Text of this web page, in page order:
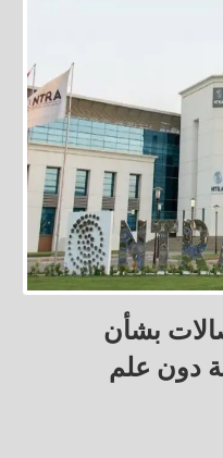
بشأن
دون علم